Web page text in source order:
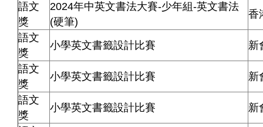
語文
獎
2024年中英文書法大賽-少年組-英文書法
(硬筆)
香
語文
獎
小學英文書籤設計比賽
新
語文
獎
小學英文書籤設計比賽
新
語文
獎
小學英文書籤設計比賽
新